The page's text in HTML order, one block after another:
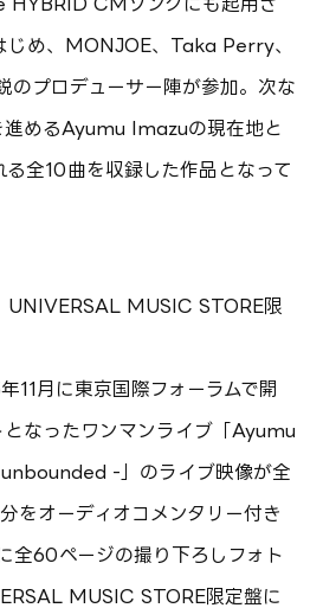
じめ、MONJOE、Taka Perry、
のプロデューサー陣が参加。次な
進めるAyumu Imazuの現在地と
全10曲を収録した作品となって
UNIVERSAL MUSIC STORE限
11月に東京国際フォーラムで開
となったワンマンライブ「Ayumu
-」のライブ映像が全
をオーディオコメンタリー付き
全60ページの撮り下ろしフォト
MUSIC STORE限定盤に